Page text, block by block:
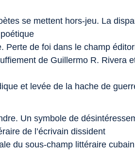
se mettent hors-jeu. La
de foi dans le champ
de Guillermo R. Rivera
et levée de la hache de
Un symbole de
de l’écrivain dissident
du sous-champ littéraire